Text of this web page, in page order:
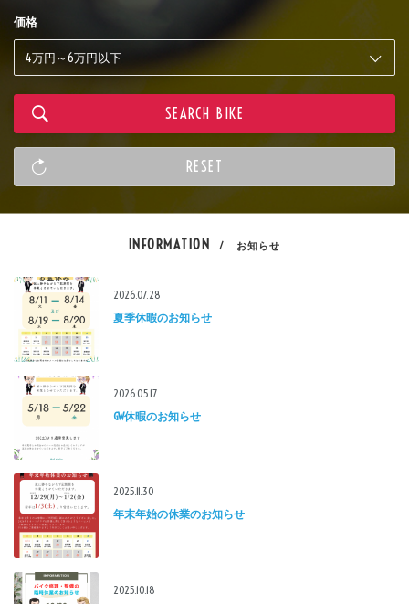
価格
INFORMATION / お知らせ
2026.07.28
夏季休暇のお知らせ
2026.05.17
GW休暇のお知らせ
2025.11.30
年末年始の休業のお知らせ
2025.10.18